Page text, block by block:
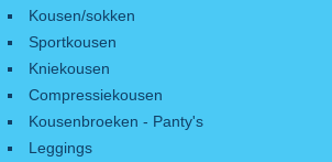
Kousen/sokken
Sportkousen
Kniekousen
Compressiekousen
Kousenbroeken - Panty's
Leggings